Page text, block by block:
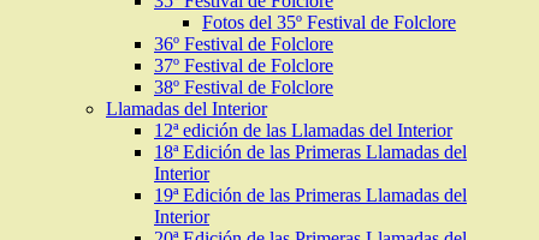
Fotos del 35º Festival de Folclore
36º Festival de Folclore
37º Festival de Folclore
38º Festival de Folclore
Llamadas del Interior
12ª edición de las Llamadas del Interior
18ª Edición de las Primeras Llamadas del
Interior
19ª Edición de las Primeras Llamadas del
Interior